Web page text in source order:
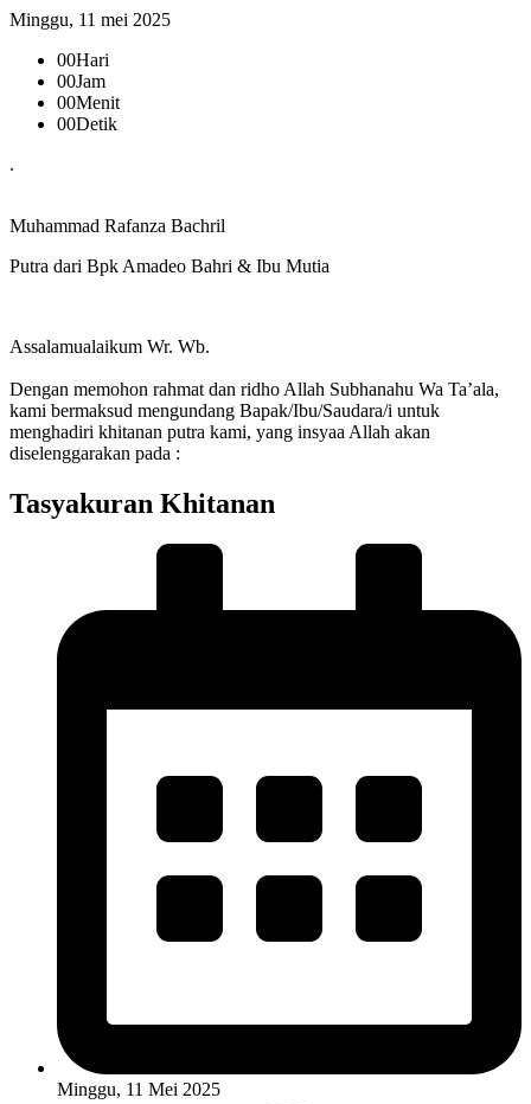
Minggu, 11 mei 2025
00Hari
00Jam
00Menit
00Detik
.
Muhammad Rafanza Bachril
Putra dari Bpk Amadeo Bahri & Ibu Mutia
Assalamualaikum Wr. Wb.
Dengan memohon rahmat dan ridho Allah Subhanahu Wa Ta’ala,
kami bermaksud mengundang Bapak/Ibu/Saudara/i untuk
menghadiri khitanan putra kami, yang insyaa Allah akan
diselenggarakan pada :
Tasyakuran Khitanan
Minggu, 11 Mei 2025